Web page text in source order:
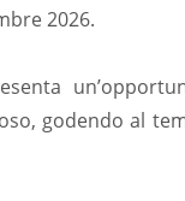
2026.
godendo al